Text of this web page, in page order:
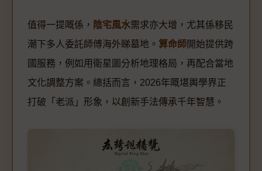
值得一提嘅係， 陰宅風水需求亦大增，尤其係移民
潮下多人委託師傅海外睇墓地。 算命師開始提供跨
國服務，例如用衛星圖分析地理格局，再配合當地
文化調整方案。總括而言，2026年嘅堪輿學界正
打破「老派」形象，以創新手法傳承千年智慧。